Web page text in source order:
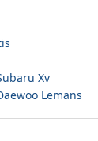
Xv
Lemans